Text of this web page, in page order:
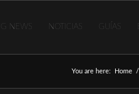
NEWS NOTICIAS GUÍAS
You are here: Home /